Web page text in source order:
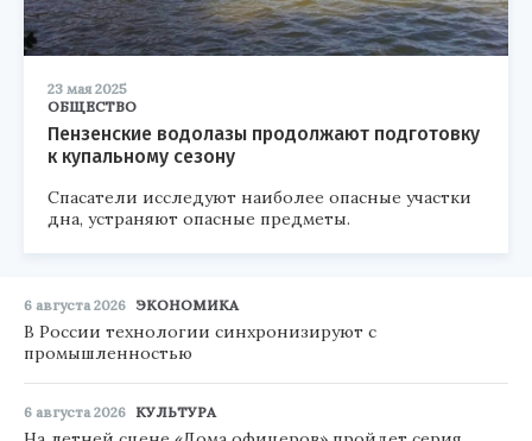
23 мая 2025
ОБЩЕСТВО
Пензенские водолазы продолжают подготовку
к купальному сезону
Спасатели исследуют наиболее опасные участки
дна, устраняют опасные предметы.
6 августа 2026 ЭКОНОМИКА
В России технологии синхронизируют с
промышленностью
6 августа 2026 КУЛЬТУРА